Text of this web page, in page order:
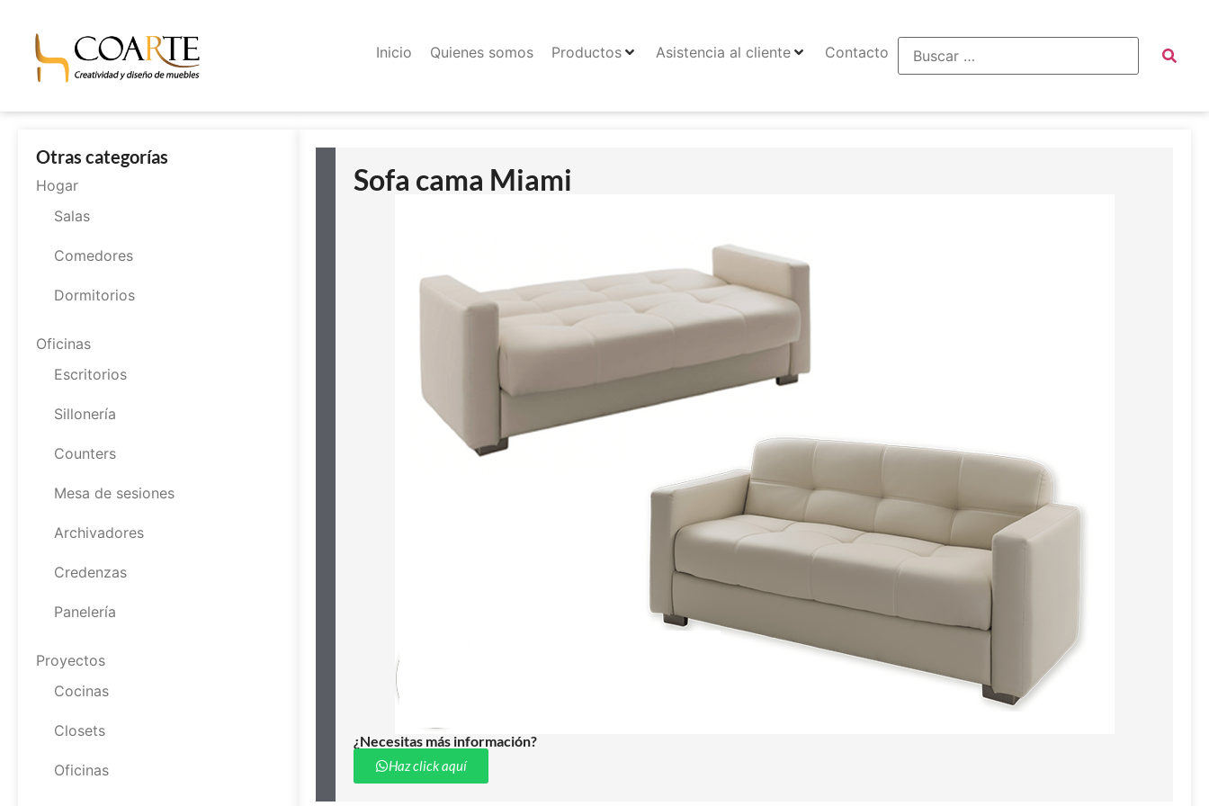
Inicio Quienes somos Productos Asistencia al cliente Contacto
Otras categorías
Hogar
Salas
Comedores
Dormitorios
Oficinas
Escritorios
Sillonería
Counters
Mesa de sesiones
Archivadores
Credenzas
Panelería
Proyectos
Cocinas
Closets
Oficinas
Sofa cama Miami
¿Necesitas más información?
Haz click aquí